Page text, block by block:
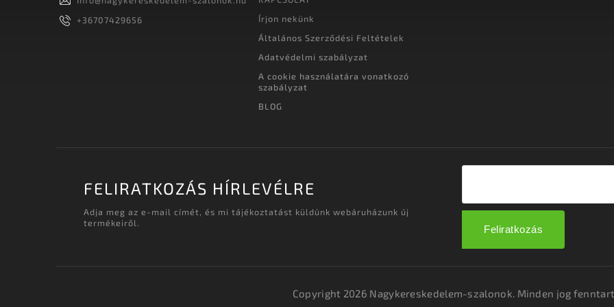
+36707429656
Írjon nekünk
Általános Szerződési Feltételek
Adatvédelmi szabályzat
A cookie használatára vonatkozó
szabályzat
BLOG
FELIRATKOZÁS HÍRLEVÉLRE
Adja meg az e-mail címét, és mi tájékoztatást küldünk webáruházunk új
termékeiről.
Feliratkozás
Copyright 2026 Nagykereskedelem-szalonok. Minden jog